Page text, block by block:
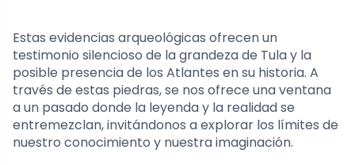
Estas evidencias arqueológicas ofrecen un
testimonio silencioso de la grandeza de Tula y la
posible presencia de los Atlantes en su historia. A
través de estas piedras, se nos ofrece una ventana
a un pasado donde la leyenda y la realidad se
entremezclan, invitándonos a explorar los límites de
nuestro conocimiento y nuestra imaginación.